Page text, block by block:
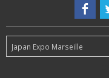
Japan Expo Marseille